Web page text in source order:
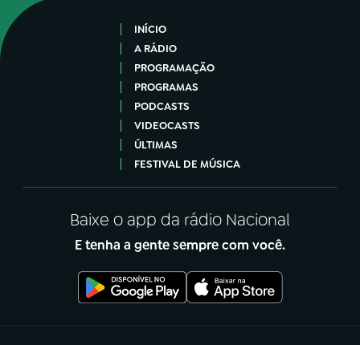
INÍCIO
A RÁDIO
PROGRAMAÇÃO
PROGRAMAS
PODCASTS
VIDEOCASTS
ÚLTIMAS
FESTIVAL DE MÚSICA
Baixe o app da rádio Nacional
E tenha a gente sempre com você.